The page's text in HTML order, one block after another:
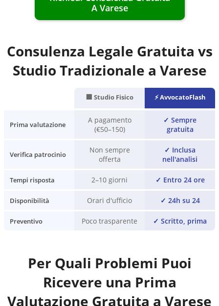
A Varese
Consulenza Legale Gratuita vs
Studio Tradizionale a Varese
🏢 Studio Fisico ⚡ AvvocatoFlash
Prima valutazione
A pagamento
(€50–150)
✓ Sempre
gratuita
Verifica patrocinio
Non sempre
offerta
✓ Inclusa
nell'analisi
Tempi risposta 2–10 giorni ✓ Entro 24 ore
Disponibilità Orari d'ufficio ✓ 24h su 24
Preventivo Poco trasparente ✓ Scritto, prima
Per Quali Problemi Puoi
Ricevere una Prima
Valutazione Gratuita a Varese